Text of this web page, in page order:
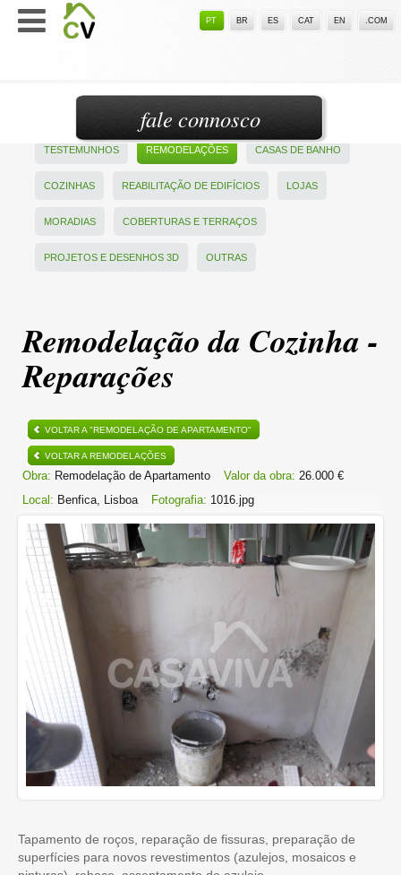
PT BR ES CAT EN .COM
TESTEMUNHOS REMODELAÇÕES CASAS DE BANHO
COZINHAS REABILITAÇÃO DE EDIFÍCIOS LOJAS
MORADIAS COBERTURAS E TERRAÇOS
PROJETOS E DESENHOS 3D OUTRAS
Remodelação da Cozinha -
Reparações
VOLTAR A "REMODELAÇÃO DE APARTAMENTO"
VOLTAR A REMODELAÇÕES
Obra: Remodelação de Apartamento Valor da obra: 26.000 €
Local: Benfica, Lisboa Fotografia: 1016.jpg
Tapamento de roços, reparação de fissuras, preparação de
superfícies para novos revestimentos (azulejos, mosaicos e
fale connosco